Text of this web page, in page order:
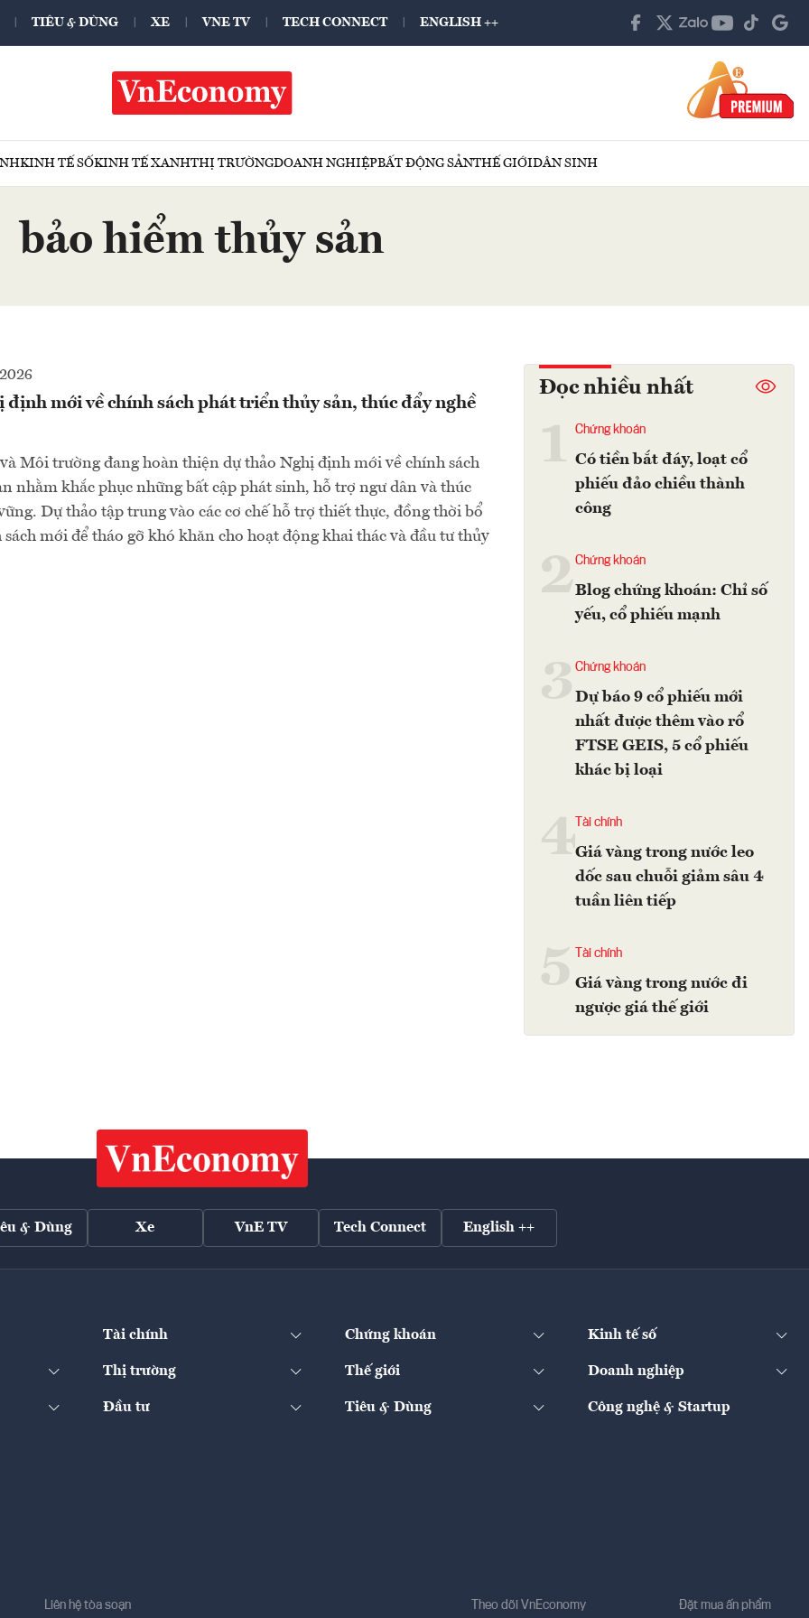
TIÊU & DÙNG XE VNE TV TECH CONNECT ENGLISH ++
KINH TẾ SỐKINH TẾ XANHTHỊ TRƯỜNGDOANH NGHIỆPBẤT ĐỘNG SẢNTHẾ GIỚIDÂN SINH
bảo hiểm thủy sản
định mới về chính sách phát triển thủy sản, thúc đẩy nghề
Môi trường đang hoàn thiện dự thảo Nghị định mới về chính sách
nhằm khắc phục những bất cập phát sinh, hỗ trợ ngư dân và thúc
Dự thảo tập trung vào các cơ chế hỗ trợ thiết thực, đồng thời bổ
mới để tháo gỡ khó khăn cho hoạt động khai thác và đầu tư thủy
Đọc nhiều nhất
Chứng khoán
Có tiền bắt đáy, loạt cổ
phiếu đảo chiều thành
công
2Chứng khoán
Blog chứng khoán: Chỉ số
yếu, cổ phiếu mạnh
Chứng khoán
Dự báo 9 cổ phiếu mới
nhất được thêm vào rổ
FTSE GEIS, 5 cổ phiếu
khác bị loại
4 Tài chính
Giá vàng trong nước leo
dốc sau chuỗi giảm sâu 4
tuần liên tiếp
Tài chính
Giá vàng trong nước đi
ngược giá thế giới
& Dùng Xe VnE TV Tech Connect English ++
Tài chính Chứng khoán Kinh tế số
Thị trường Thế giới Doanh nghiệp
Đầu tư Tiêu & Dùng Công nghệ & Startup
Liên hệ tòa soạn Theo dõi VnEconomy Đặt mua ấn phẩm